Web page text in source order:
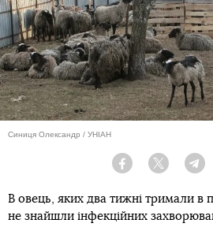
Синиця Олександр / УНІАН
Facebook Twitter
В овець, яких два тижні тримали в
не знайшли інфекційних